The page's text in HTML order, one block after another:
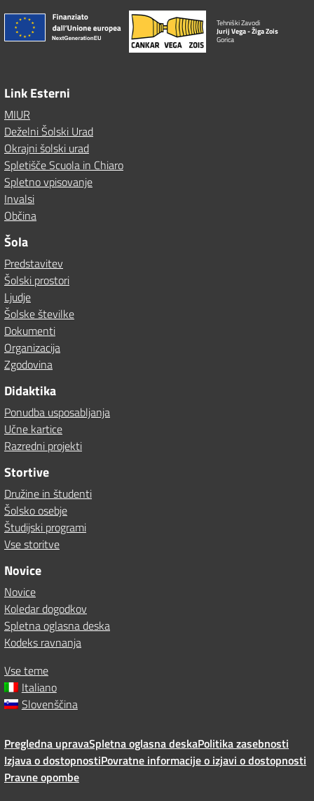
Tehniški Zavodi
Jurij Vega - Žiga Zois
Gorica
Link Esterni
MIUR
Deželni Šolski Urad
Okrajni šolski urad
Spletišče Scuola in Chiaro
Spletno vpisovanje
Invalsi
Občina
Šola
Predstavitev
Šolski prostori
Ljudje
Šolske številke
Dokumenti
Organizacija
Zgodovina
Didaktika
Ponudba usposabljanja
Učne kartice
Razredni projekti
Stortive
Družine in študenti
Šolsko osebje
Študijski programi
Vse storitve
Novice
Novice
Koledar dogodkov
Spletna oglasna deska
Kodeks ravnanja
Vse teme
Italiano
Slovenščina
Pregledna upravaSpletna oglasna deskaPolitika zasebnosti
Izjava o dostopnostiPovratne informacije o izjavi o dostopnosti
Pravne opombe